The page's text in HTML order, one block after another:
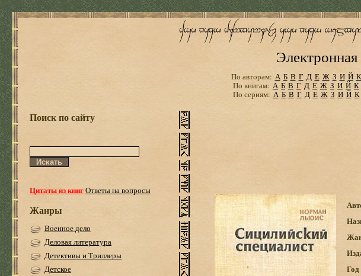
По авторам: А Б В Г Д Е Ж З И Й К
По книгам: А Б В Г Д Е Ж З И Й К
По сериям: А Б В Г Д Е Ж З И Й К
Поиск по сайту
Цитаты из книгОтветы на вопросы
Жанры
Военное дело
Деловая литература
Детективы и Триллеры
Детское
Год